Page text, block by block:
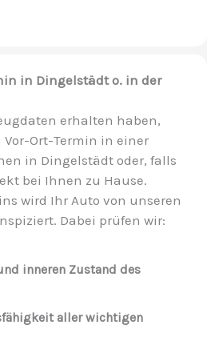
in Dingelstädt o. in der
erhalten haben,
Ort-Termin in einer
in Dingelstädt oder, falls
bei Ihnen zu Hause.
wird Ihr Auto von unseren
Dabei prüfen wir:
inneren Zustand des
aller wichtigen